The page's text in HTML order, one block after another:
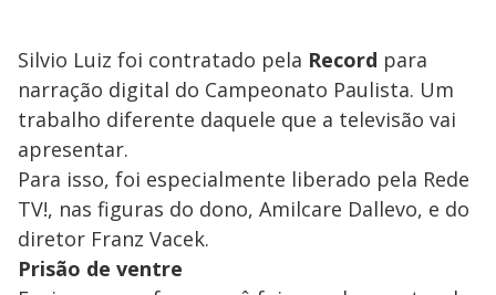
Silvio Luiz foi contratado pela Record para
narração digital do Campeonato Paulista. Um
trabalho diferente daquele que a televisão vai
apresentar.
Para isso, foi especialmente liberado pela Rede
TV!, nas figuras do dono, Amilcare Dallevo, e do
diretor Franz Vacek.
Prisão de ventre